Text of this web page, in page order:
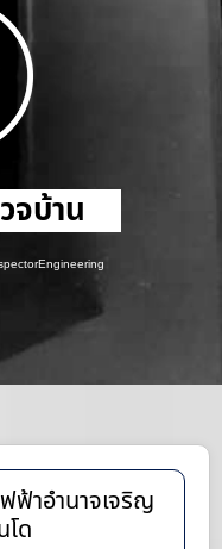
จบ้าน
ฟ้าอำนาจเจริญ
ด